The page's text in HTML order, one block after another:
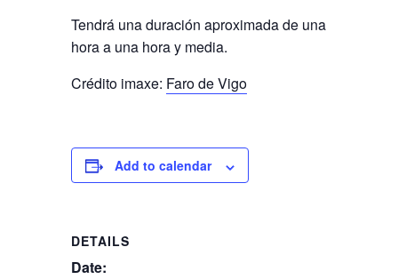
Tendrá una duración aproximada de una
hora a una hora y media.
Crédito imaxe: Faro de Vigo
Add to calendar
DETAILS
Date: